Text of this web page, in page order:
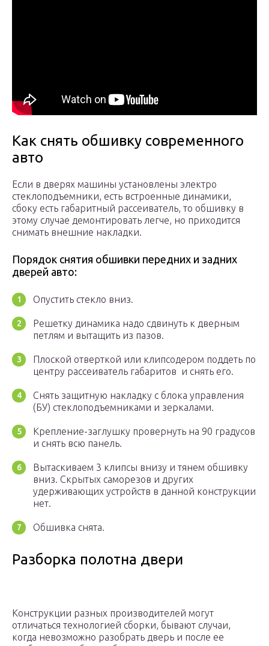
Как снять обшивку современного
авто
Если в дверях машины установлены электро
стеклоподъемники, есть встроенные динамики,
сбоку есть габаритный рассеиватель, то обшивку в
этому случае демонтировать легче, но приходится
снимать внешние накладки.
Порядок снятия обшивки передних и задних
дверей авто:
Опустить стекло вниз.
Решетку динамика надо сдвинуть к дверным
петлям и вытащить из пазов.
Плоской отверткой или клипсодером поддеть по
центру рассеиватель габаритов и снять его.
Снять защитную накладку с блока управления
(БУ) стеклоподъемниками и зеркалами.
Крепление-заглушку провернуть на 90 градусов
и снять всю панель.
Вытаскиваем 3 клипсы внизу и тянем обшивку
вниз. Скрытых саморезов и других
удерживающих устройств в данной конструкции
нет.
Обшивка снята.
Разборка полотна двери
Конструкции разных производителей могут
отличаться технологией сборки, бывают случаи,
когда невозможно разобрать дверь и после ее